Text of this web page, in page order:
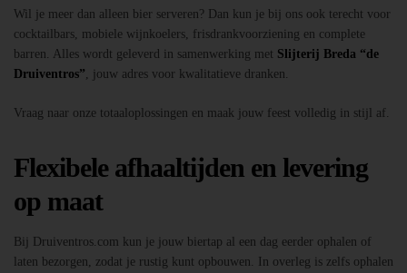
Wil je meer dan alleen bier serveren? Dan kun je bij ons ook terecht voor
cocktailbars, mobiele wijnkoelers, frisdrankvoorziening en complete
barren. Alles wordt geleverd in samenwerking met Slijterij Breda “de
Druiventros” , jouw adres voor kwalitatieve dranken.
Vraag naar onze totaaloplossingen en maak jouw feest volledig in stijl af.
Flexibele afhaaltijden en levering
op maat
Bij Druiventros.com kun je jouw biertap al een dag eerder ophalen of
laten bezorgen, zodat je rustig kunt opbouwen. In overleg is zelfs ophalen